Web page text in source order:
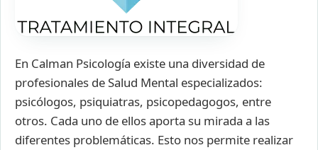
En Calman Psicología existe una diversidad de
profesionales de Salud Mental especializados:
psicólogos, psiquiatras, psicopedagogos, entre
otros. Cada uno de ellos aporta su mirada a las
diferentes problemáticas. Esto nos permite realizar